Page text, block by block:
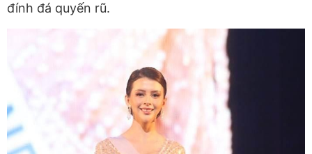
đính đá quyến rũ.